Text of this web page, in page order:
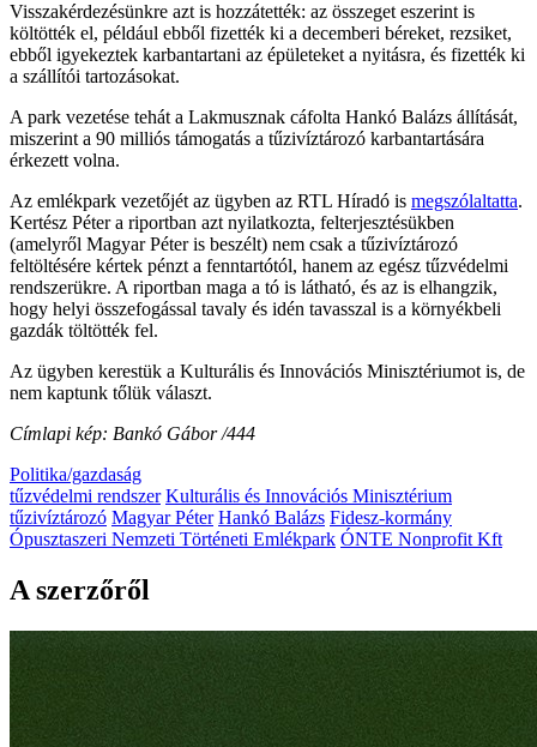
Visszakérdezésünkre azt is hozzátették: az összeget eszerint is
költötték el, például ebből fizették ki a decemberi béreket, rezsiket,
ebből igyekeztek karbantartani az épületeket a nyitásra, és fizették ki
a szállítói tartozásokat.
A park vezetése tehát a Lakmusznak cáfolta Hankó Balázs állítását,
miszerint a 90 milliós támogatás a tűzivíztározó karbantartására
érkezett volna.
Az emlékpark vezetőjét az ügyben az RTL Híradó is megszólaltatta.
Kertész Péter a riportban azt nyilatkozta, felterjesztésükben
(amelyről Magyar Péter is beszélt) nem csak a tűzivíztározó
feltöltésére kértek pénzt a fenntartótól, hanem az egész tűzvédelmi
rendszerükre. A riportban maga a tó is látható, és az is elhangzik,
hogy helyi összefogással tavaly és idén tavasszal is a környékbeli
gazdák töltötték fel.
Az ügyben kerestük a Kulturális és Innovációs Minisztériumot is, de
nem kaptunk tőlük választ.
Címlapi kép: Bankó Gábor /444
Politika/gazdaság
tűzvédelmi rendszer Kulturális és Innovációs Minisztérium
tűzivíztározó Magyar Péter Hankó Balázs Fidesz-kormány
Ópusztaszeri Nemzeti Történeti Emlékpark ÓNTE Nonprofit Kft
A szerzőről